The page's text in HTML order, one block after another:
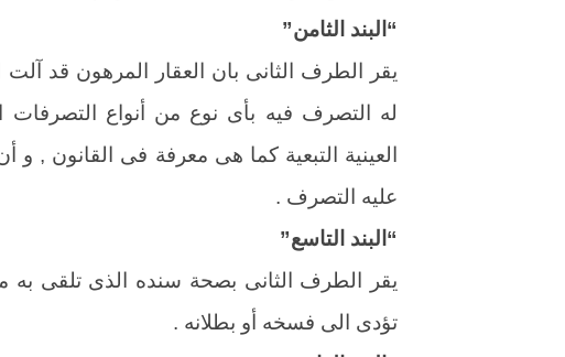
“البند الثامن”
يقر الطرف الثانى بان العقار المرهون قد
له التصرف فيه بأى نوع من أنواع التصرفات
العينية التبعية كما هى معرفة فى القانون ,
عليه التصرف .
“البند التاسع”
يقر الطرف الثانى بصحة سنده الذى تلقى به
تؤدى الى فسخه أو بطلانه .